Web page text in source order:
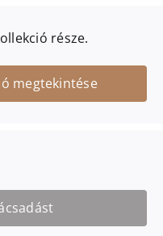
része.
megtekintése